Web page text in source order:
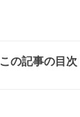
この記事の目次